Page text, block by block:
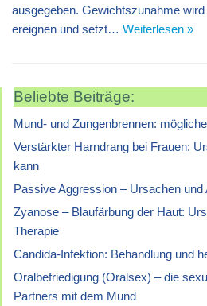
ausgegeben. Gewichtszunahme
ereignen und setzt… Weiterlesen »
Beliebte Beiträge:
Mund- und Zungenbrennen:
Verstärkter Harndrang bei Frauen:
kann
Passive Aggression – Ursachen und
Zyanose – Blaufärbung der Haut:
Therapie
Candida-Infektion: Behandlung und
Oralbefriedigung (Oralsex) – die
Partners mit dem Mund